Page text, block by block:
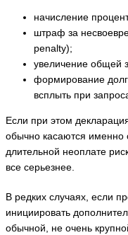
начисление
штраф за
penalty);
увеличение общей
формирование
всплыть при
Если при этом
обычно касаются
длительной неоплате
все серьезнее.
В редких случаях, если
инициировать
обычной, не очень